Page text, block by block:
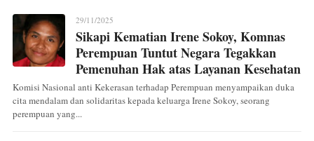
29/11/2025
Sikapi Kematian Irene Sokoy, Komnas
Perempuan Tuntut Negara Tegakkan
Pemenuhan Hak atas Layanan Kesehatan
Komisi Nasional anti Kekerasan terhadap Perempuan menyampaikan duka
cita mendalam dan solidaritas kepada keluarga Irene Sokoy, seorang
perempuan yang...